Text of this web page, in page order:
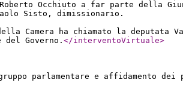
Occhiuto a far parte della
Sisto, dimissionario.
Camera ha chiamato la deputata
Governo. </interventoVirtuale>
parlamentare e affidamento